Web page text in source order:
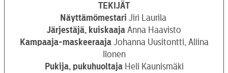
TEKIJÄT
Näyttämömestari Jiri Laurila
Järjestäjä, kuiskaaja Anna Haavisto
Kampaaja-maskeeraaja Johanna Uusitontti, Aliina
Ilonen
Pukija, pukuhuoltaja Heli Kaunismäki